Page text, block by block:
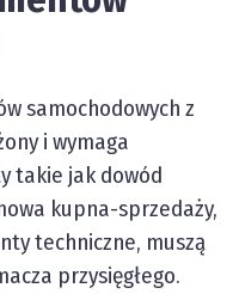
samochodowych z
i wymaga
takie jak dowód
kupna-sprzedaży,
techniczne, muszą
przysięgłego.